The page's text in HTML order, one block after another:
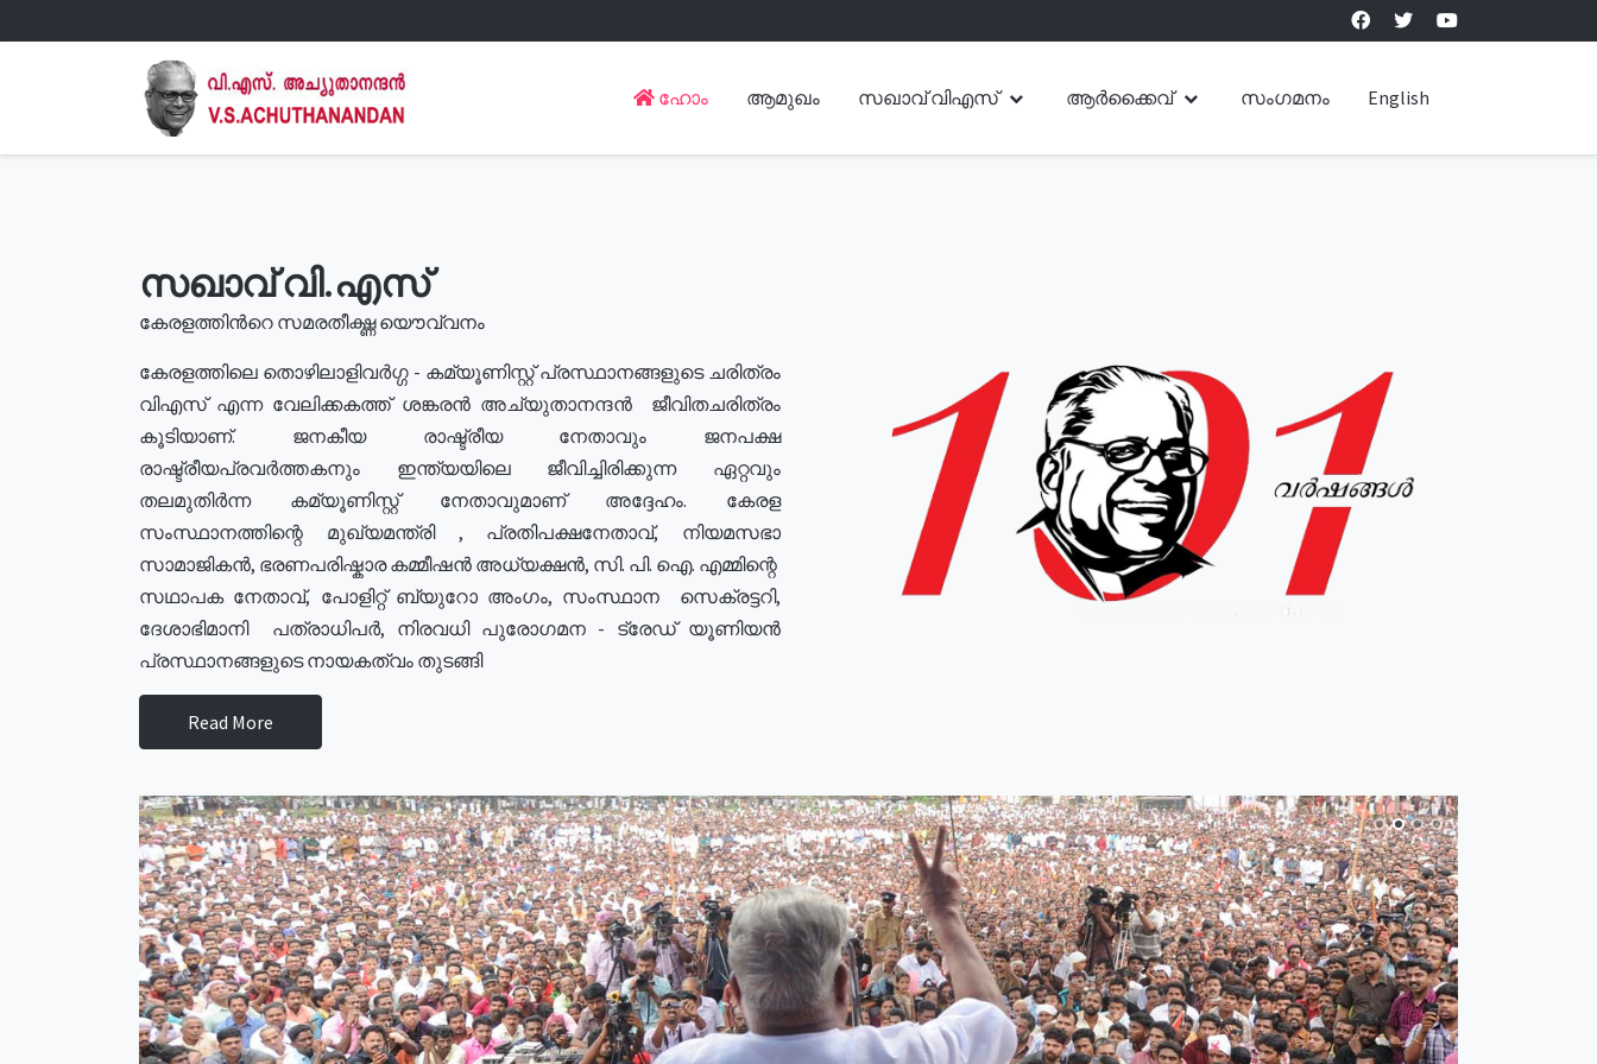
ഹോം ആമുഖം സഖാവ് വിഎസ് ആർക്കൈവ് സംഗമനം English
സഖാവ് വി.എസ്
കേരളത്തിൻറെ സമരതീക്ഷ്ണ യൌവ്വനം
കേരളത്തിലെ തൊഴിലാളിവർഗ്ഗ - കമ്യൂണിസ്റ്റ് പ്രസ്ഥാനങ്ങളുടെ ചരിത്രം
വിഎസ് എന്ന വേലിക്കകത്ത് ശങ്കരൻ അച്യുതാനന്ദൻ ജീവിതചരിത്രം
കൂടിയാണ്. ജനകീയ രാഷ്ട്രീയ നേതാവും ജനപക്ഷ
രാഷ്ട്രീയപ്രവർത്തകനും ഇന്ത്യയിലെ ജീവിച്ചിരിക്കുന്ന ഏറ്റവും
തലമുതിർന്ന കമ്യൂണിസ്റ്റ് നേതാവുമാണ് അദ്ദേഹം. കേരള
സംസ്ഥാനത്തിന്റെ മുഖ്യമന്ത്രി , പ്രതിപക്ഷനേതാവ്, നിയമസഭാ
സാമാജികൻ, ഭരണപരിഷ്കാര കമ്മീഷൻ അധ്യക്ഷൻ, സി. പി. ഐ. എമ്മിന്റെ
സഥാപക നേതാവ്, പോളിറ്റ് ബ്യുറോ അംഗം, സംസ്ഥാന സെക്രട്ടറി,
ദേശാഭിമാനി പത്രാധിപർ, നിരവധി പുരോഗമന - ട്രേഡ് യൂണിയൻ
പ്രസ്ഥാനങ്ങളുടെ നായകത്വം തുടങ്ങി
Read More